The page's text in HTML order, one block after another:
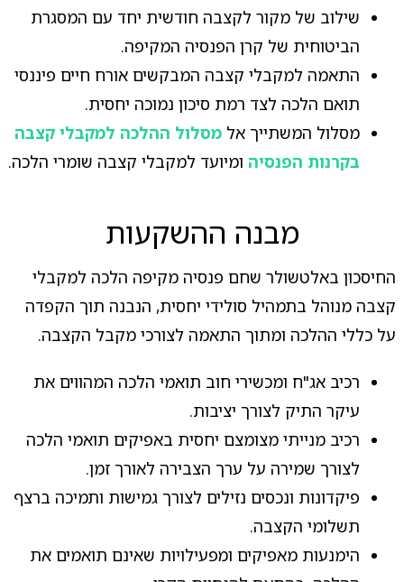
שילוב של מקור לקצבה חודשית יחד עם המסגרת
הביטוחית של קרן הפנסיה המקיפה.
התאמה למקבלי קצבה המבקשים אורח חיים פיננסי
תואם הלכה לצד רמת סיכון נמוכה יחסית.
מסלול המשתייך אל מסלול ההלכה למקבלי קצבה
בקרנות הפנסיהומיועד למקבלי קצבה שומרי הלכה.
מבנה ההשקעות
החיסכון באלטשולר שחם פנסיה מקיפה הלכה למקבלי
קצבה מנוהל בתמהיל סולידי יחסית, הנבנה תוך הקפדה
על כללי ההלכה ומתוך התאמה לצורכי מקבל הקצבה.
רכיב אג"ח ומכשירי חוב תואמי הלכה המהווים את
עיקר התיק לצורך יציבות.
רכיב מנייתי מצומצם יחסית באפיקים תואמי הלכה
לצורך שמירה על ערך הצבירה לאורך זמן.
פיקדונות ונכסים נזילים לצורך גמישות ותמיכה ברצף
תשלומי הקצבה.
הימנעות מאפיקים ומפעילויות שאינם תואמים את